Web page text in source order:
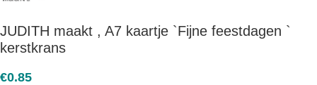
JUDITH maakt , A7 kaartje `Fijne feestdagen `
kerstkrans
€0.85